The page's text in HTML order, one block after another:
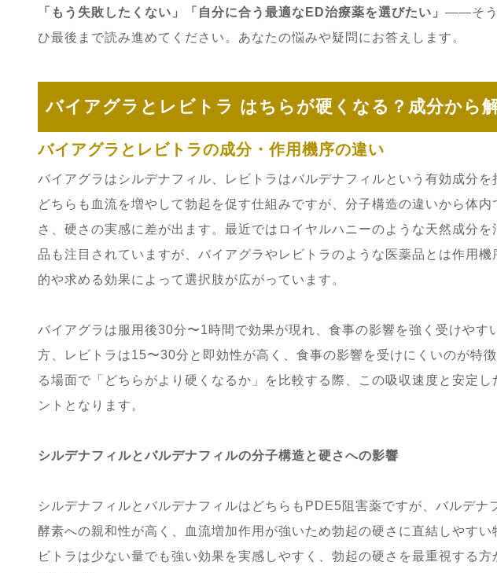
「もう失敗したくない」「自分に合う最適なED治療薬を選びたい」 ――そう
ひ最後まで読み進めてください。あなたの悩みや疑問にお答えします。
バイアグラとレビトラ はちらが硬くなる？成分から
バイアグラとレビトラの成分・作用機序の違い
バイアグラはシルデナフィル、レビトラはバルデナフィルという有効成分を
どちらも血流を増やして勃起を促す仕組みですが、分子構造の違いから体内
さ、硬さの実感に差が出ます。最近ではロイヤルハニーのような天然成分を
品も注目されていますが、バイアグラやレビトラのような医薬品とは作用機
的や求める効果によって選択肢が広がっています。
バイアグラは服用後30分〜1時間で効果が現れ、食事の影響を強く受けやす
方、レビトラは15〜30分と即効性が高く、食事の影響を受けにくいのが特
る場面で「どちらがより硬くなるか」を比較する際、この吸収速度と安定し
ントとなります。
シルデナフィルとバルデナフィルの分子構造と硬さへの影響
シルデナフィルとバルデナフィルはどちらもPDE5阻害薬ですが、バルデナ
酵素への親和性が高く、血流増加作用が強いため勃起の硬さに直結しやすい
ビトラは少ない量でも強い効果を実感しやすく、勃起の硬さを最重視する方